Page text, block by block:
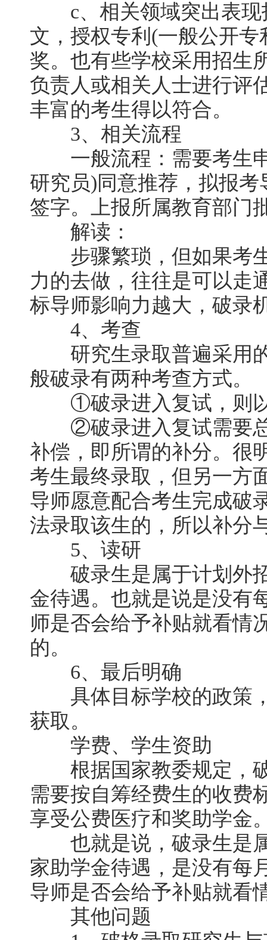
c、相关领域突出表现
文，授权专利(一般公开
奖。也有些学校采用招生
负责人或相关人士进行评
丰富的考生得以符合。
3、相关流程
一般流程：需要考生申
研究员)同意推荐，拟报
签字。上报所属教育部门
解读：
步骤繁琐，但如果考生
力的去做，往往是可以走
标导师影响力越大，破录
4、考查
研究生录取普遍采用的
般破录有两种考查方式。
①破录进入复试，则以
②破录进入复试需要总
补偿，即所谓的补分。很
考生最终录取，但另一方
导师愿意配合考生完成破
法录取该生的，所以补分
5、读研
破录生是属于计划外招
金待遇。也就是说是没有
师是否会给予补贴就看情
的。
6、最后明确
具体目标学校的政策，
获取。
学费、学生资助
根据国家教委规定，破
需要按自筹经费生的收费
享受公费医疗和奖助学金
也就是说，破录生是属
家助学金待遇，是没有每
导师是否会给予补贴就看
其他问题